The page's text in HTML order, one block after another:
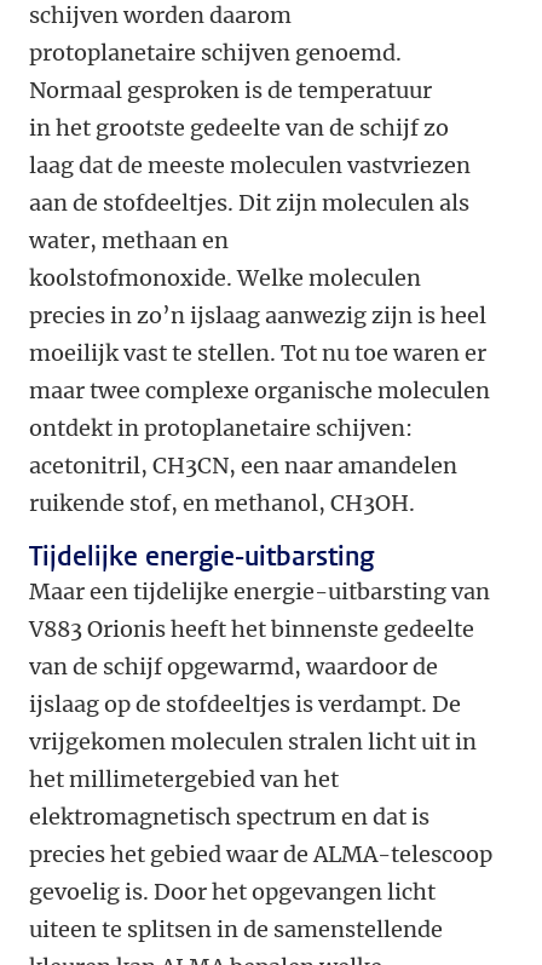
schijven worden daarom
protoplanetaire schijven genoemd.
Normaal gesproken is de temperatuur
in het grootste gedeelte van de schijf zo
laag dat de meeste moleculen vastvriezen
aan de stofdeeltjes. Dit zijn moleculen als
water, methaan en
koolstofmonoxide. Welke moleculen
precies in zo’n ijslaag aanwezig zijn is heel
moeilijk vast te stellen. Tot nu toe waren er
maar twee complexe organische moleculen
ontdekt in protoplanetaire schijven:
acetonitril, CH3CN, een naar amandelen
ruikende stof, en methanol, CH3OH.
Tijdelijke energie-uitbarsting
Maar een tijdelijke energie-uitbarsting van
V883 Orionis heeft het binnenste gedeelte
van de schijf opgewarmd, waardoor de
ijslaag op de stofdeeltjes is verdampt. De
vrijgekomen moleculen stralen licht uit in
het millimetergebied van het
elektromagnetisch spectrum en dat is
precies het gebied waar de ALMA-telescoop
gevoelig is. Door het opgevangen licht
uiteen te splitsen in de samenstellende